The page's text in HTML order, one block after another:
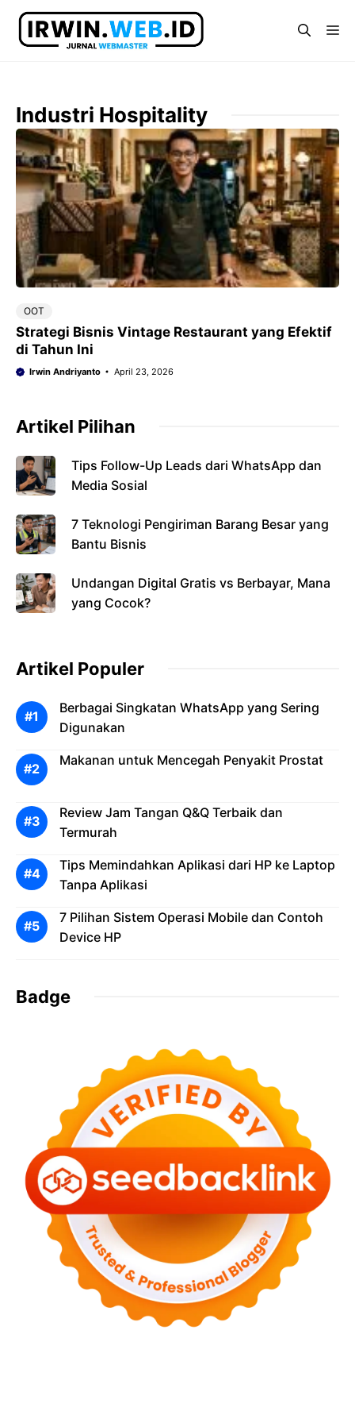
Langsung
Industri Hospitality
OOT
Strategi Bisnis Vintage Restaurant yang Efektif
di Tahun Ini
Irwin Andriyanto April 23, 2026
Artikel Pilihan
Tips Follow-Up Leads dari WhatsApp dan
Media Sosial
7 Teknologi Pengiriman Barang Besar yang
Bantu Bisnis
Undangan Digital Gratis vs Berbayar, Mana
yang Cocok?
Artikel Populer
Berbagai Singkatan WhatsApp yang Sering
Digunakan
Makanan untuk Mencegah Penyakit Prostat
Review Jam Tangan Q&Q Terbaik dan
Termurah
Tips Memindahkan Aplikasi dari HP ke Laptop
Tanpa Aplikasi
7 Pilihan Sistem Operasi Mobile dan Contoh
Device HP
Badge